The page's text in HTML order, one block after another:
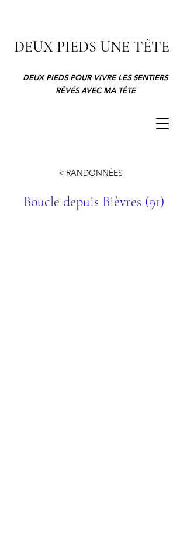
DEUX PIEDS UNE TÊTE
DEUX PIEDS POUR VIVRE LES SENTIERS
RÊVÉS AVEC MA TÊTE
< RANDONNÉES
Boucle depuis Bièvres (91)